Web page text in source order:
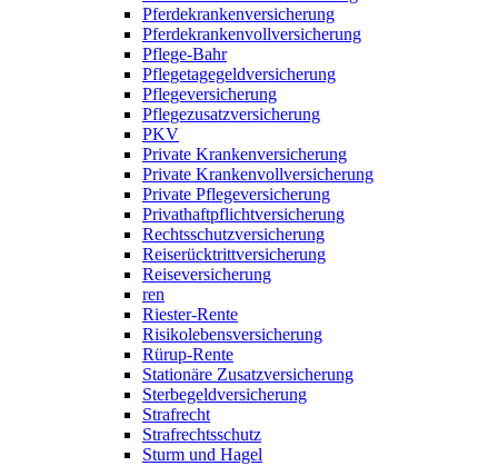
Pferdekrankenversicherung
Pferdekrankenvollversicherung
Pflege-Bahr
Pflegetagegeldversicherung
Pflegeversicherung
Pflegezusatzversicherung
PKV
Private Krankenversicherung
Private Krankenvollversicherung
Private Pflegeversicherung
Privathaftpflichtversicherung
Rechtsschutzversicherung
Reiserücktrittversicherung
Reiseversicherung
ren
Riester-Rente
Risikolebensversicherung
Rürup-Rente
Stationäre Zusatzversicherung
Sterbegeldversicherung
Strafrecht
Strafrechtsschutz
Sturm und Hagel